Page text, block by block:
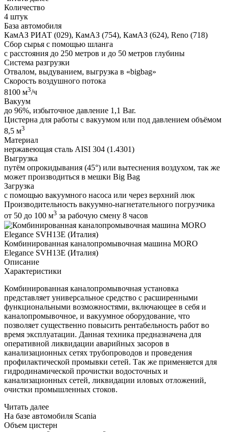
Количество
4 штук
База автомобиля
КамАЗ РИАТ (029), КамАЗ (754), КамАЗ (624), Reno (718)
Сбор сырья с помощью шланга
с расстояния до 250 метров и до 50 метров глубины
Система разгрузки
Отвалом, выдуванием, выгрузка в «bigbag»
Скорость воздушного потока
8100 м3/ч
Вакуум
до 96%, избыточное давление 1,1 Bar.
Цистерна для работы с вакуумом или под давлением объёмом
8,5 м3
Материал
нержавеющая сталь AISI 304 (1.4301)
Выгрузка
путём опрокидывания (45°) или вытеснения воздухом, так же
может производиться в мешки Big Bag
Загрузка
с помощью вакуумного насоса или через верхний люк
Производительность вакуумно-нагнетательного погрузчика
от 50 до 100 м3 за рабочую смену 8 часов
Комбинированная каналопромывочная машина MORO
Elegance SVH13E (Италия)
Описание
Характеристики
Комбинированная каналопромывочная установка
представляет универсальное средство с расширенными
функциональными возможностями, включающее в себя и
каналопромывочное, и вакуумное оборудование, что
позволяет существенно повысить рентабельность работ во
время эксплуатации. Данная техника предназначена для
оперативной ликвидации аварийных засоров в
канализационных сетях трубопроводов и проведения
профилактической промывки сетей. Так же применяется для
гидродинамической прочистки водосточных и
канализационных сетей, ликвидации иловых отложений,
очистки промышленных стоков.
Читать далее
На базе автомобиля Scania
Объем цистерн